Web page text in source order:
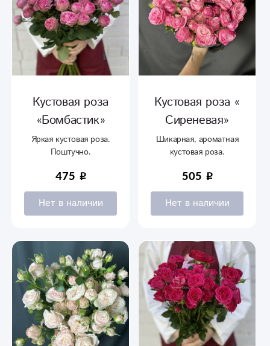
Кустовая роза
«Бомбастик»
Яркая кустовая роза.
Поштучно.
475
Нет в наличии
Кустовая роза «
Сиреневая»
Шикарная, ароматная
кустовая роза.
505
Нет в наличии